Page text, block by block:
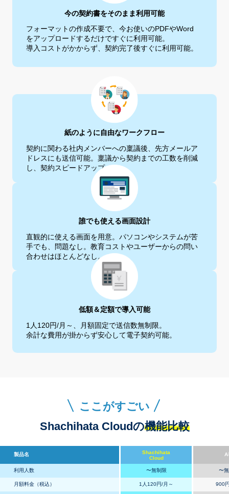
今の契約書をそのまま利用可能
フォーマットの作成不要で、今お使いのPDFやWord
をアップロードするだけですぐに利用可能。
導入コストがかからず、契約完了後すぐに利用可能。
紙のように自由なワークフロー
契約に関わる社内メンバーへの稟議後、先方メールア
ドレスにも送信可能。 稟議から契約までの工数を削減
し、契約ス ピードアップ。
誰でも使える画面設計
直観的に使える画面を用意。パソコンやシステムが苦
手でも、問題なし。 教育コストやユーザーからの問い
合わせはほとんどなし。
低額＆定額で導入可能
1人120円/月～、月額固定で送信数無制限。
余計な費用が掛からず安心して電子契約可能。
ここがすごい
Shachihata Cloudの機能比較
製品名
Shachihata
Cloud
A
利用人数 〜無制限 〜
月額料金（税込） 1人120円/月～ 900